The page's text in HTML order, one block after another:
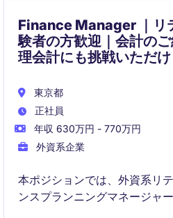
Finance Manager ｜リ
験者の方歓迎｜会計の
理会計にも挑戦いただけ
東京都
正社員
年収 630万円 - 770万円
外資系企業
本ポジションでは、外資系リ
ンスプランニングマネージャ